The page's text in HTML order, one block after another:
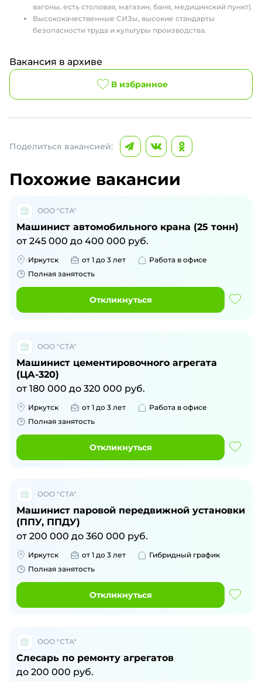
вагоны, есть столовая, магазин, баня, медицинский пункт).
Высококачественные СИЗы, высокие стандарты
безопасности труда и культуры производства.
Вакансия в архиве
В избранное
Поделиться вакансией:
Похожие вакансии
ООО "СТА"
Машинист автомобильного крана (25 тонн)
от 245 000 до 400 000 руб.
Иркутск от 1 до 3 лет
Работа в офисе
Полная занятость
Откликнуться
ООО "СТА"
Машинист цементировочного агрегата
(ЦА-320)
от 180 000 до 320 000 руб.
Иркутск от 1 до 3 лет
Работа в офисе
Полная занятость
Откликнуться
ООО "СТА"
Машинист паровой передвижной установки
(ППУ, ППДУ)
от 200 000 до 360 000 руб.
Иркутск от 1 до 3 лет
Гибридный график
Полная занятость
Откликнуться
ООО "СТА"
Слесарь по ремонту агрегатов
до 200 000 руб.